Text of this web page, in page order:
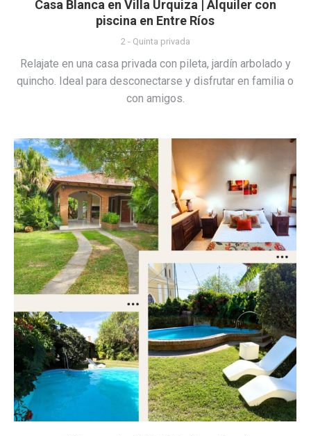
Casa Blanca en Villa Urquiza | Alquiler con
piscina en Entre Ríos
2 - Quinta privada
Relajate en una casa privada con pileta, jardín arbolado y
quincho. Ideal para desconectarse y disfrutar en familia o
con amigos.